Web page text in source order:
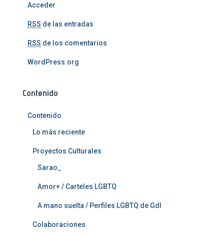
Acceder
RSS de las entradas
RSS de los comentarios
WordPress.org
Contenido
Contenido
Lo más reciente
Proyectos Culturales
Sarao_
Amor+ / Carteles LGBTQ
A mano suelta / Perfiles LGBTQ de Gdl
Colaboraciones